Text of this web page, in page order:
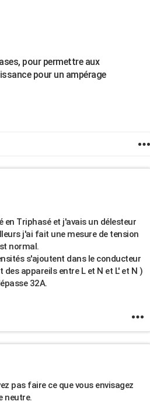
pour permettre aux
pour un ampérage
Triphasé et j'avais un délesteur
j'ai fait une mesure de tension
normal.
s'ajoutent dans le conducteur
appareils entre L et N et L' et N )
32A.
pas faire ce que vous envisagez
neutre.